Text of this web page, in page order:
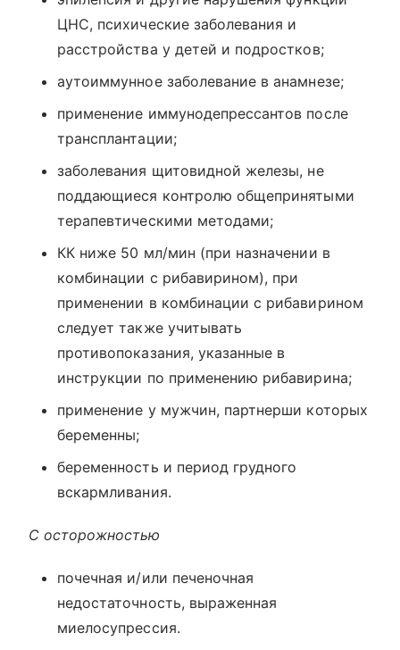
ЦНС, психические заболевания и
расстройства у детей и подростков;
аутоиммунное заболевание в анамнезе;
применение иммунодепрессантов после
трансплантации;
заболевания щитовидной железы, не
поддающиеся контролю общепринятыми
терапевтическими методами;
КК ниже 50 мл/мин (при назначении в
комбинации с рибавирином), при
применении в комбинации с рибавирином
следует также учитывать
противопоказания, указанные в
инструкции по применению рибавирина;
применение у мужчин, партнерши которых
беременны;
беременность и период грудного
вскармливания.
С осторожностью
почечная и/или печеночная
недостаточность, выраженная
миелосупрессия.